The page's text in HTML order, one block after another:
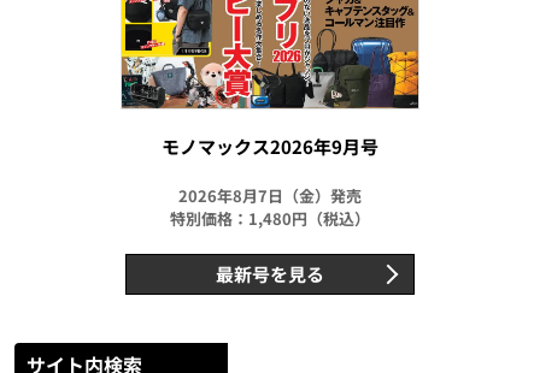
モノマックス2026年9月号
2026年8月7日（金）発売
特別価格：1,480円（税込）
最新号を見る
サイト内検索